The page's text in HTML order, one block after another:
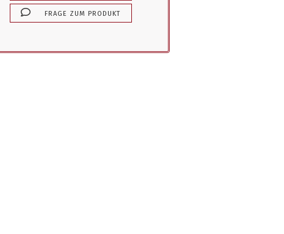
FRAGE ZUM PRODUKT